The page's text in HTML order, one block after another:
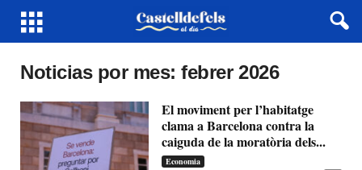
Noticias por mes: febrer 2026
El moviment per l’habitatge
clama a Barcelona contra la
caiguda de la moratòria dels...
Economia